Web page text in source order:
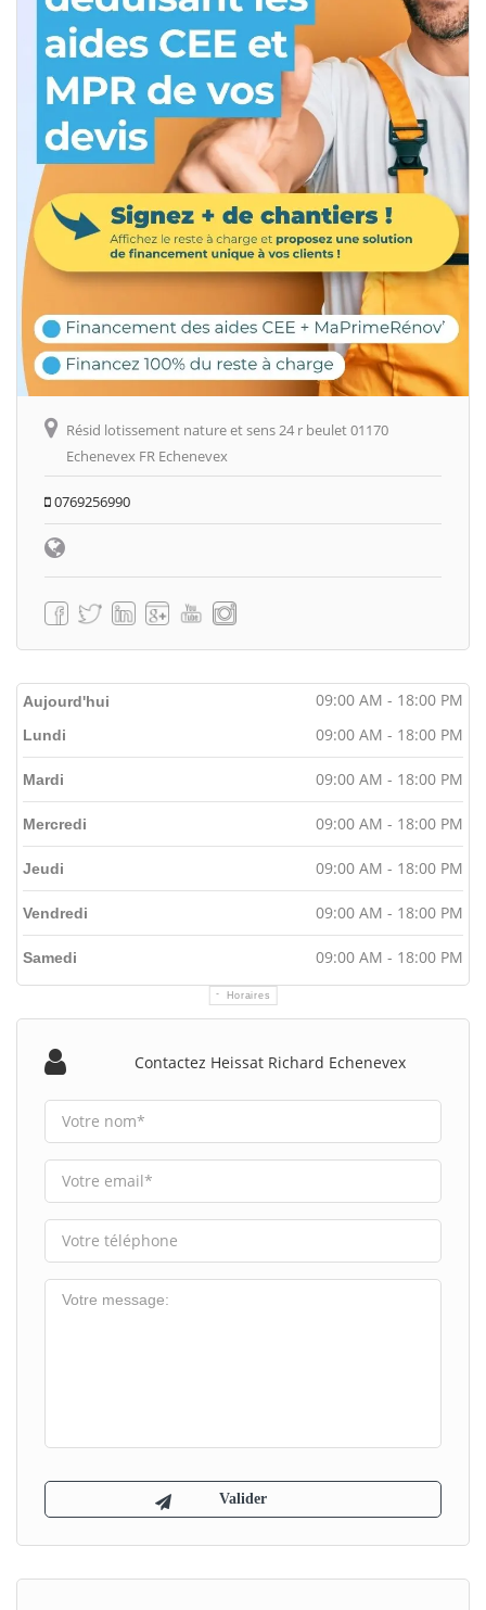
Résid lotissement nature et sens 24 r beulet 01170
Echenevex FR Echenevex
0769256990
Aujourd'hui 09:00 AM - 18:00 PM
Horaires
Lundi 09:00 AM - 18:00 PM
Mardi 09:00 AM - 18:00 PM
Mercredi 09:00 AM - 18:00 PM
Jeudi 09:00 AM - 18:00 PM
Vendredi 09:00 AM - 18:00 PM
Samedi 09:00 AM - 18:00 PM
Contactez Heissat Richard Echenevex